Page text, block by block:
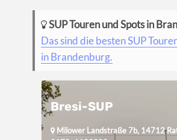
SUP Touren und Spots in
Das sind die besten SUP
in Brandenburg.
Bresi-SUP
Milower Landstraße 7b, 14712